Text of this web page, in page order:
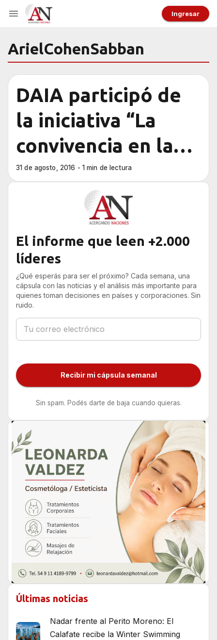
Ingresar
ArielCohenSabban
DAIA participó de
la iniciativa “La
convivencia en la
diversidad es
posible”
31 de agosto, 2016 - 1 min de lectura
El informe que leen +2.000
líderes
¿Qué esperás para ser el próximo? Cada semana, una
cápsula con las noticias y el análisis más importante para
quienes toman decisiones en países y corporaciones. Sin
ruido.
Recibir mi cápsula semanal
Sin spam. Podés darte de baja cuando quieras.
Últimas noticias
Nadar frente al Perito Moreno: El
Calafate recibe la Winter Swimming